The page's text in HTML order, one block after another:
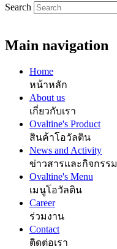
Search
Main navigation
Home
หน้าหลัก
About us
เกี่ยวกับเรา
Ovaltine's Product
สินค้าโอวัลติน
News and Activity
ข่าวสารและกิจกรรม
Ovaltine's Menu
เมนูโอวัลติน
Career
ร่วมงาน
Contact
ติดต่อเรา